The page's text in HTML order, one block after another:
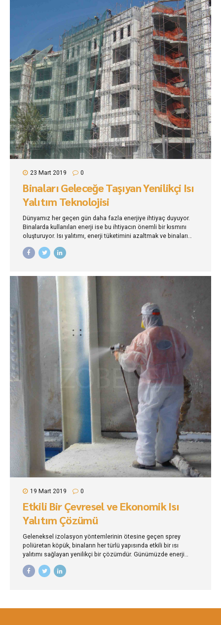
23 Mart 2019 0
Binaları Geleceğe Taşıyan Yenilikçi Isı
Yalıtım Teknolojisi
Dünyamız her geçen gün daha fazla enerjiye ihtiyaç duyuyor.
Binalarda kullanılan enerji ise bu ihtiyacın önemli bir kısmını
oluşturuyor. Isı yalıtımı, enerji tüketimini azaltmak ve binaları
biridir.
19 Mart 2019 0
Etkili Bir Çevresel ve Ekonomik Isı
Yalıtım Çözümü
Geleneksel izolasyon yöntemlerinin ötesine geçen sprey
poliüretan köpük, binaların her türlü yapısında etkili bir ısı
yalıtımı sağlayan yenilikçi bir çözümdür. Günümüzde enerji
verimliliği, çevresel sürdürülebilirlik ve ekonomik tasarruf
giderek daha fazla önem kazanıyor.